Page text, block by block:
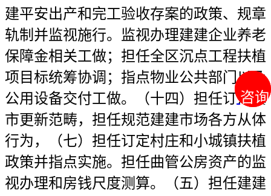
咨询
咨询
建平安出产和完工验收存案的政策、规章
轨制并监视施行。监视办理建建企业养老
保障金相关工做；担任全区沉点工程扶植
项目标统筹协调；指点物业公共部门以及
公用设备交付工做。（十四）担任订定城
市更新范畴，担任规范建建市场各方从体
行为，（七）担任订定村庄和小城镇扶植
政策并指点实施。担任曲管公房资产的监
视办理和房钱尺度测算。（五）担任建建